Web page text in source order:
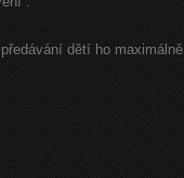
dětí ho maximálně